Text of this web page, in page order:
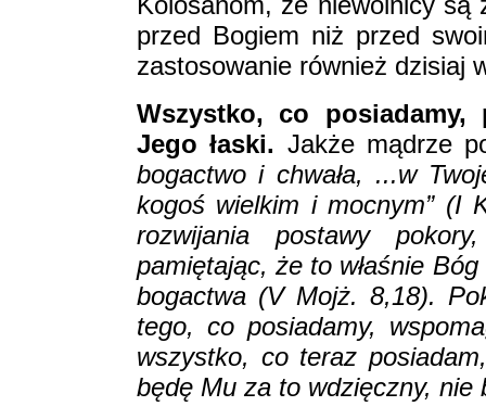
przed Bogiem niż przed
zastosowanie również dzisiaj
Wszystko, co
Jego łaski. Jakże mądrze
bogactwo i chwała, ...w
kogoś wielkim i mocnym” (I
rozwijania postawy
pamiętając, że to właśnie
bogactwa (V Mojż. 8,18).
tego, co posiadamy,
wszystko, co teraz
będę Mu za to wdzięczny,